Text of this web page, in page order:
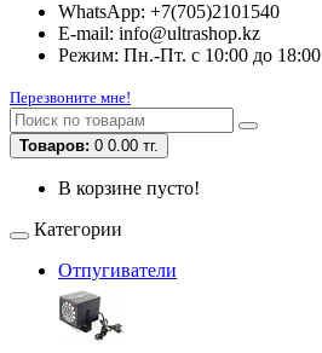
WhatsApp: +7(705)2101540
E-mail: info@ultrashop.kz
Режим: Пн.-Пт. с 10:00 до 18:00
Перезвоните мне!
Товаров: 0 0.00 тг.
В корзине пусто!
Категории
Отпугиватели